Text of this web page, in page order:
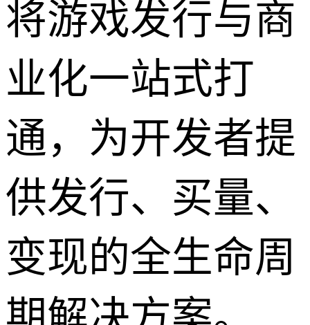
将游戏发行与商
业化一站式打
通，为开发者提
供发行、买量、
变现的全生命周